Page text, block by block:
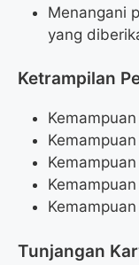
Menangani
yang
Ketrampilan
Tunjangan